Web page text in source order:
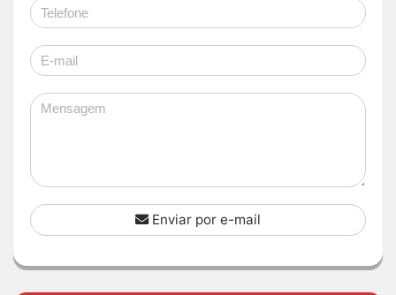
Enviar por e-mail